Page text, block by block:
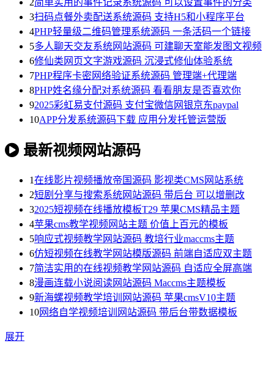
3扫码点餐外卖配送系统源码 支持H5和小程序平台
4PHP轻量级二维码管理系统源码 一条活码一个链接
5多人聊天交友系统网站源码 可建聊天室能发图文视频
6修仙类网页文字游戏源码 沉浸式修仙体验系统
7PHP程序卡密网络验证系统源码 管理端+代理端
8PHP姓名缘分配对系统源码 看看朋友是否喜欢你
92025彩虹易支付源码 支付宝微信网银京东paypal
10APP分发系统源码下载 应用分发托管运营版
最新视频网站源码
1在线影片视频播放帝国源码 影视类CMS网站系统
2短剧分享与搜索系统网站源码 带后台 可以增删改
32025短视频在线播放模板T29 苹果CMS精品主题
4苹果cms教学视频网站主题 价值上百元的模板
5响应式视频教学网站源码 教培行业maccms主题
6仿短视频在线教学网站模版源码 前端自适应双主题
7简洁实用的在线视频教学网站源码 自适应全屏高端
8漫画连载小说阅读网站源码 Maccms主题模板
9新海螺视频教学培训网站源码 苹果cmsV10主题
10网络自学视频培训网站源码 带后台带数据模板
展开